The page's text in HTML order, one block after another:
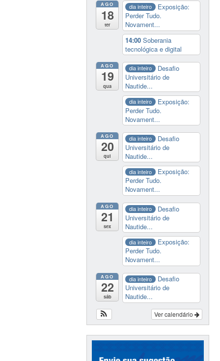
AGO
18
ter
dia inteiro
Exposição:
Perder Tudo.
Novament...
14:00Soberania
tecnológica e digital
AGO
19
qua
dia inteiro
Desafio
Universitário de
Nautide...
dia inteiro
Exposição:
Perder Tudo.
Novament...
AGO
20
qui
dia inteiro
Desafio
Universitário de
Nautide...
dia inteiro
Exposição:
Perder Tudo.
Novament...
AGO
21
sex
dia inteiro
Desafio
Universitário de
Nautide...
dia inteiro
Exposição:
Perder Tudo.
Novament...
AGO
22
sáb
dia inteiro
Desafio
Universitário de
Nautide...
Ver calendário